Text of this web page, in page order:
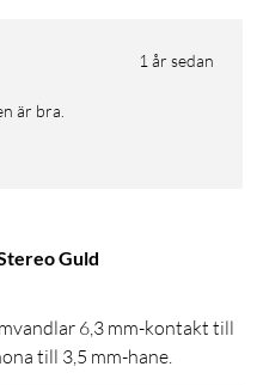
1 år sedan
är bra.
Guld
6,3 mm-kontakt till
till 3,5 mm-hane.